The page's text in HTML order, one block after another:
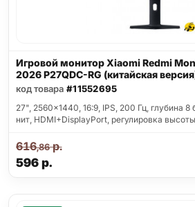
Игровой монитор Xiaomi Redmi
2026 P27QDC-RG (китайская
код товара #11552695
27", 2560x1440, 16:9, IPS, 200 Гц, глубина 8
нит, HDMI+DisplayPort, регулировка
596р.
616,86р.